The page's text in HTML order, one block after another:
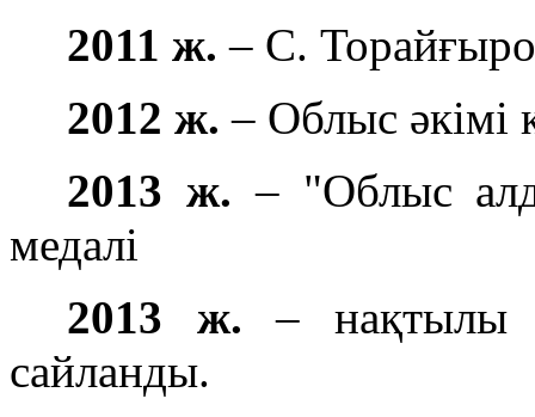
2011 ж.– С.
2012 ж.– Облыс әкімі
2013 ж.– "Облыс
медалі
2013 ж.–
сайланды.